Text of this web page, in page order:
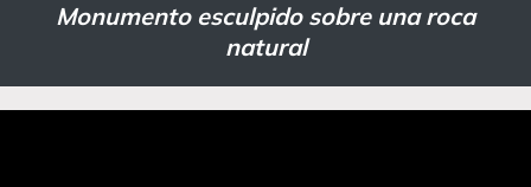
Monumento esculpido sobre una roca
natural